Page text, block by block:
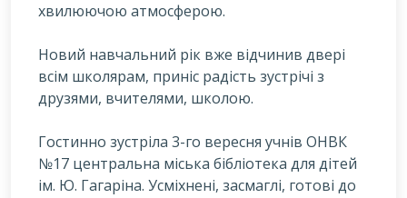
хвилюючою атмосферою.
Новий навчальний рік вже відчинив двері
всім школярам, приніс радість зустрічі з
друзями, вчителями, школою.
Гостинно зустріла 3-го вересня учнів ОНВК
№17 центральна міська бібліотека для дітей
ім. Ю. Гагаріна. Усміхнені, засмаглі, готові до